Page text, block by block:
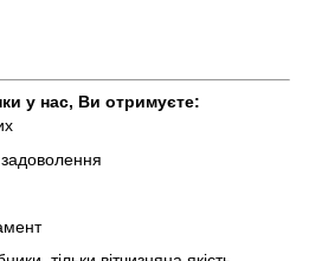
у нас, Ви отримуєте: